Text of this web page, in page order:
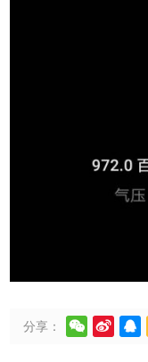
分享：   